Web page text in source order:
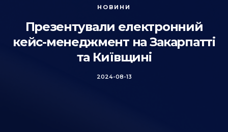
НОВИНИ
Презентували електронний
кейс-менеджмент на Закарпатті
та Київщині
2024-08-13